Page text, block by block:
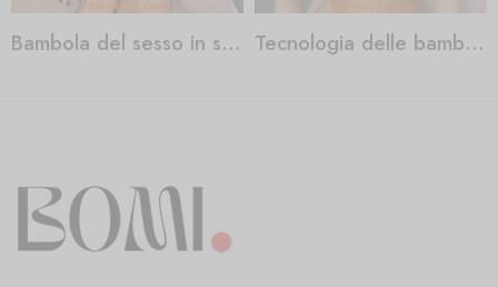
Bambola del sesso in silicone o Tpe Tecnologia delle bambole del sesso robot